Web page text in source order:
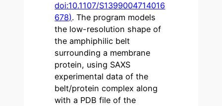
doi:10.1107/S1399004714016
678). The program models
the low-resolution shape of
the amphiphilic belt
surrounding a membrane
protein, using SAXS
experimental data of the
belt/protein complex along
with a PDB file of the